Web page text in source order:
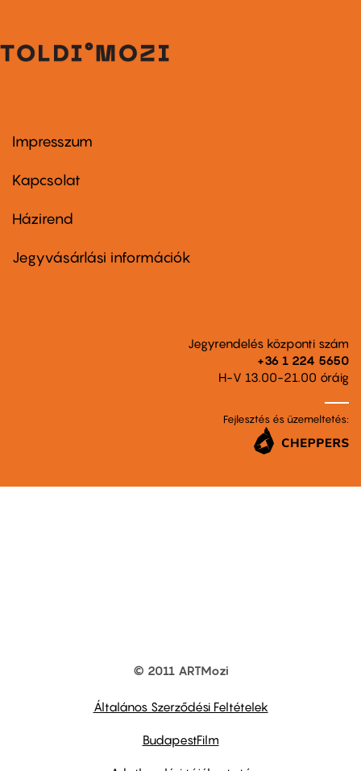
Footer
first
Impresszum
Kapcsolat
Footer
second
Házirend
Jegyvásárlási információk
Jegyrendelés központi szám
+36 1 224 5650
H-V 13.00-21.00 óráig
Fejlesztés és üzemeltetés:
© 2011 ARTMozi
Általános Szerződési Feltételek
BudapestFilm